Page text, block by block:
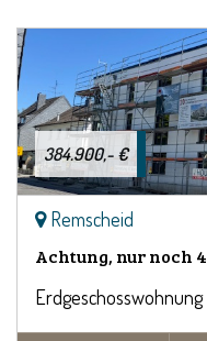
384.900,- €
Remscheid
Achtung, nur noch
Erdgeschosswohnung